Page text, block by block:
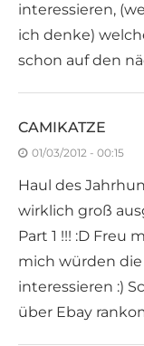
interessieren,
ich denke)
schon auf den
CAMIKATZE
01/03/2012 - 00:15
Haul des
wirklich groß
Part 1 !!! :D Freu
mich würden die
interessieren :)
über Ebay